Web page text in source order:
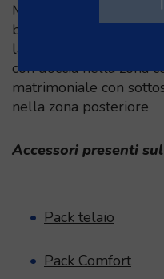
Motorhome con letto
basculante,
laterale nella zona
con doccia nella zona
matrimoniale con
nella zona posteriore
Accessori presenti
Pack telaio
Pack Comfort